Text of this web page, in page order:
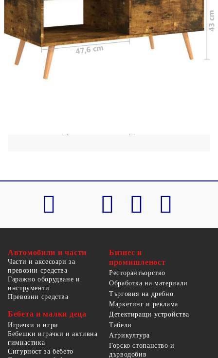
интериора на вашия хол. Изработена от
качествено инженерно дърво, тази холна маса е
здрава, издръжлива и универсална. В
допълнение, страничната масичка осигурява
достатъчно място за съхранение на вашите
предмети организирани и на достъпно място.
Осъвременете вашия интериор с тази елегантна
Цвят: Опушен дъб
Автомобили и части
Части и аксесоари за
превозни средства
Гаражно оборудване и
инструменти
Превозни средства
Бебета и малки деца
Играчки и игри
Бебешки играчки и активна
гимнастика
Сигурност за бебето
Бизнес и
промишленост
Ресторантьорство
Обработка на материали
Търговия на дребно
Маркетинг и реклама
Детектиращи устройства
Табели
Агрикултура
Горско стопанство и
дърводобив